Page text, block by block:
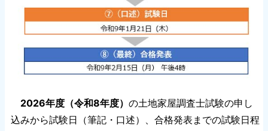
2026年度（令和8年度） の土地家屋調査士試験の申し
込みから試験日（筆記・口述）、合格発表までの試験日程